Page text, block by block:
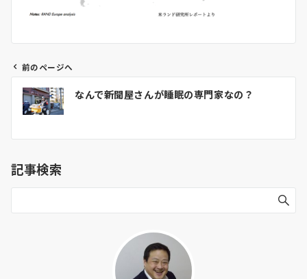
ビ
ー
シ
前のページへ
なんで新聞屋さんが睡眠の専門家なの？
記事検索